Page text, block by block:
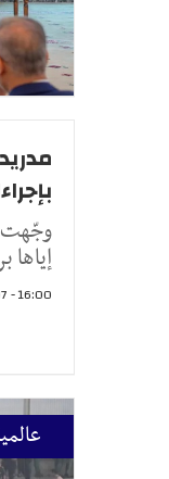
وجّهت
إياها
16:00 - 2026/08/07